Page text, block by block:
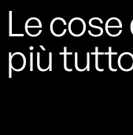
Le cose
più